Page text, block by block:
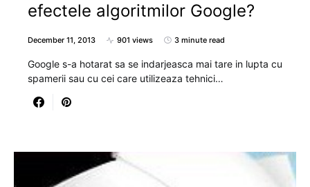
efectele algoritmilor Google?
December 11, 2013 901 views 3 minute read
Google s-a hotarat sa se indarjeasca mai tare in lupta cu
spamerii sau cu cei care utilizeaza tehnici…